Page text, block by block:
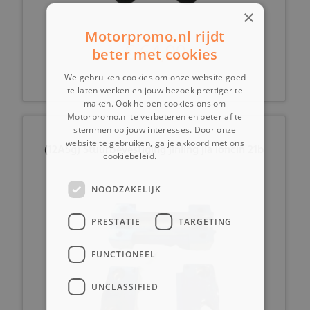
€ 64,99
(12A5g) Stuurbevestiging jinling jla loncin 21b
×
Motorpromo.nl rijdt
beter met cookies
We gebruiken cookies om onze website goed
te laten werken en jouw bezoek prettiger te
maken. Ook helpen cookies ons om
Motorpromo.nl te verbeteren en beter af te
stemmen op jouw interesses. Door onze
website te gebruiken, ga je akkoord met ons
cookiebeleid.
NOODZAKELIJK
PRESTATIE TARGETING
FUNCTIONEEL
UNCLASSIFIED